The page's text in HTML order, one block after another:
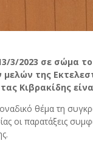
3/2023 σε σώμα
της
Κιβρακίδης
θέμα τη
οι παρατάξεις